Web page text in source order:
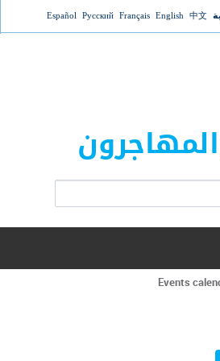
Jump to 中文
English
Français
Русский
Español
Events